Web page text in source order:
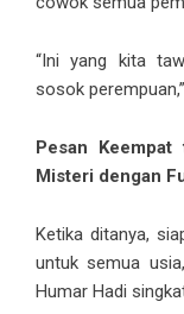
“Ini yang kita
sosok
Pesan
Misteri dengan
Ketika ditanya,
untuk semua
Humar Hadi